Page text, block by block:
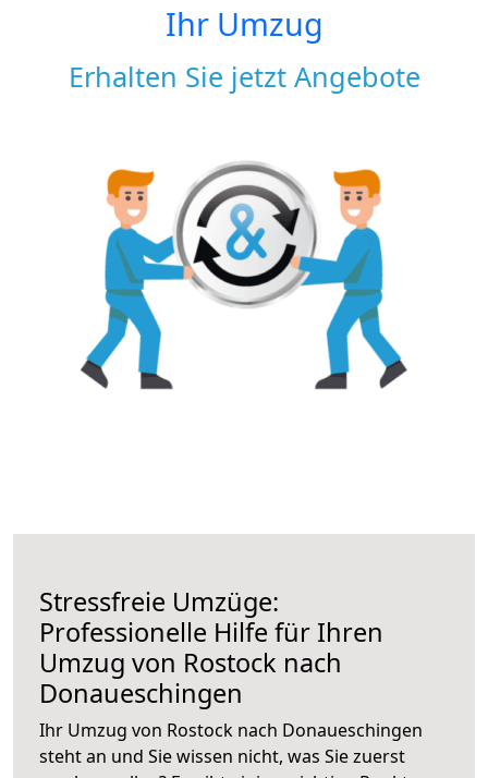
Ihr Umzug
Erhalten Sie jetzt Angebote
Stressfreie Umzüge:
Professionelle Hilfe für Ihren
Umzug von Rostock nach
Donaueschingen
Ihr Umzug von Rostock nach Donaueschingen
steht an und Sie wissen nicht, was Sie zuerst